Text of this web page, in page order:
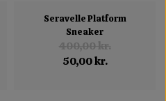
Seravelle Platform
Sneaker
400,00 kr.
50,00 kr.